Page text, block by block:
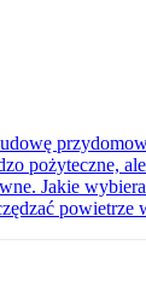
pożyteczne,
Jakie
powietrze